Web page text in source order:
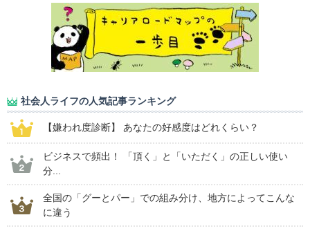
社会人ライフの人気記事ランキング
【嫌われ度診断】 あなたの好感度はどれくらい？
ビジネスで頻出！ 「頂く」と「いただく」の正しい使い
分...
全国の「グーとパー」での組み分け、地方によってこんな
に違う